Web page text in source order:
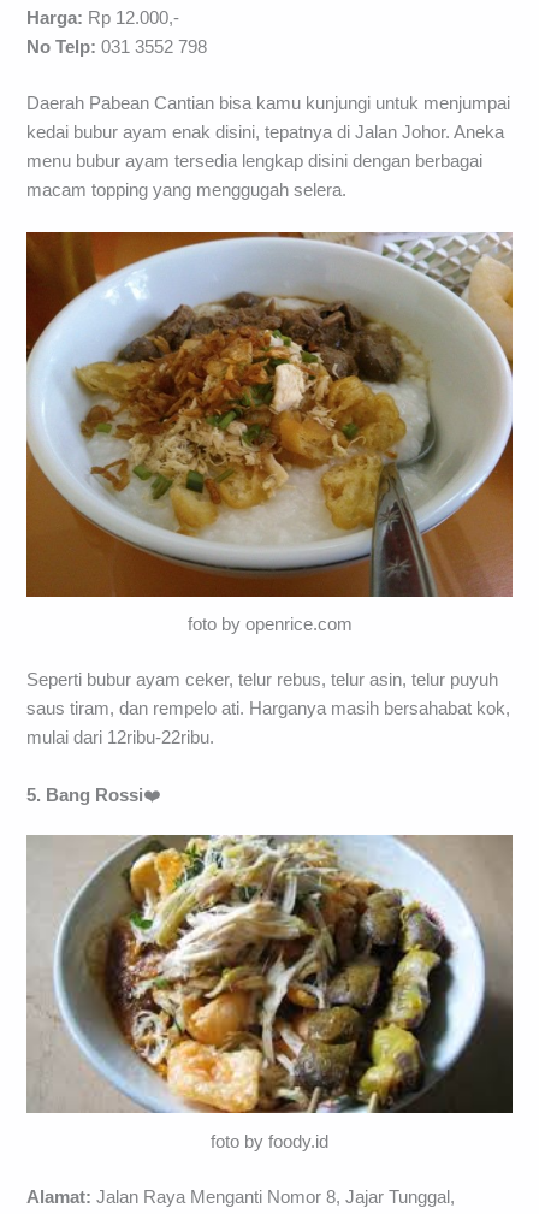
Harga: Rp 12.000,-
No Telp: 031 3552 798
Daerah Pabean Cantian bisa kamu kunjungi untuk menjumpai
kedai bubur ayam enak disini, tepatnya di Jalan Johor. Aneka
menu bubur ayam tersedia lengkap disini dengan berbagai
macam topping yang menggugah selera.
foto by openrice.com
Seperti bubur ayam ceker, telur rebus, telur asin, telur puyuh
saus tiram, dan rempelo ati. Harganya masih bersahabat kok,
mulai dari 12ribu-22ribu.
5. Bang Rossi❤️
foto by foody.id
Alamat: Jalan Raya Menganti Nomor 8, Jajar Tunggal,